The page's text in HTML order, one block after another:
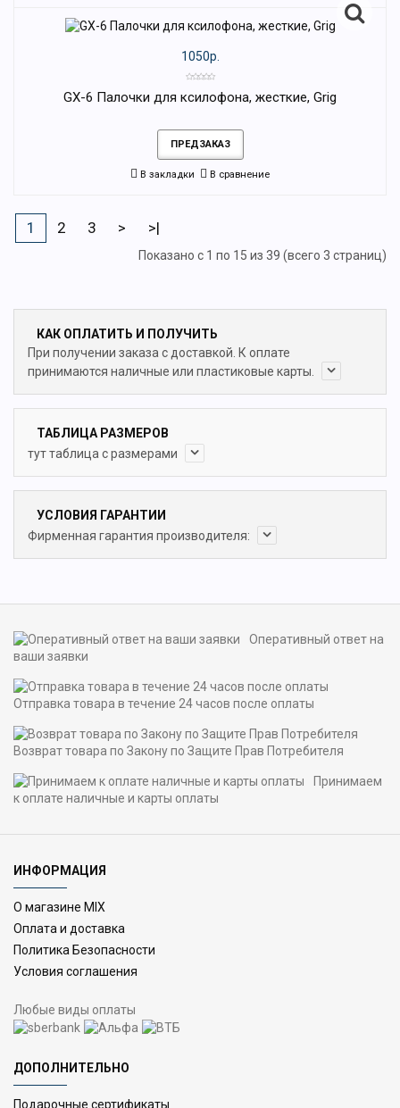
1050р.
GX-6 Палочки для ксилофона, жесткие, Grig
ПРЕДЗАКАЗ
В закладки В сравнение
1 2 3 > >|
Показано с 1 по 15 из 39 (всего 3 страниц)
КАК ОПЛАТИТЬ И ПОЛУЧИТЬ
При получении заказа с доставкой. К оплате
принимаются наличные или пластиковые карты.
ТАБЛИЦА РАЗМЕРОВ
тут таблица с размерами
УСЛОВИЯ ГАРАНТИИ
Фирменная гарантия производителя:
Оперативный ответ на
ваши заявки
Отправка товара в течение 24 часов после оплаты
Возврат товара по Закону по Защите Прав Потребителя
Принимаем
к оплате наличные и карты оплаты
ИНФОРМАЦИЯ
О магазине MIX
Оплата и доставка
Политика Безопасности
Условия соглашения
Любые виды оплаты
ДОПОЛНИТЕЛЬНО
Подарочные сертификаты